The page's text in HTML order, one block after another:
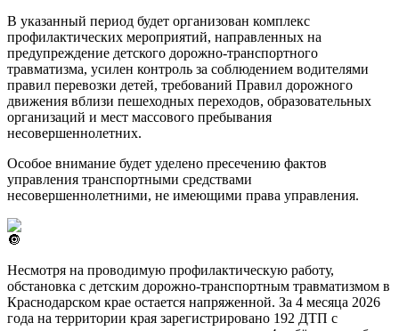
В указанный период будет организован комплекс
профилактических мероприятий, направленных на
предупреждение детского дорожно-транспортного
травматизма, усилен контроль за соблюдением водителями
правил перевозки детей, требований Правил дорожного
движения вблизи пешеходных переходов, образовательных
организаций и мест массового пребывания
несовершеннолетних.
Особое внимание будет уделено пресечению фактов
управления транспортными средствами
несовершеннолетними, не имеющими права управления.
Несмотря на проводимую профилактическую работу,
обстановка с детским дорожно-транспортным травматизмом в
Краснодарском крае остается напряженной. За 4 месяца 2026
года на территории края зарегистрировано 192 ДТП с